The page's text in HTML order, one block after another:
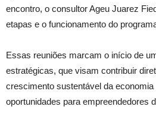
encontro, o consultor Ageu Juarez
etapas e o funcionamento do
Essas reuniões marcam o início de
estratégicas, que visam contribuir
crescimento sustentável da
oportunidades para empreendedores